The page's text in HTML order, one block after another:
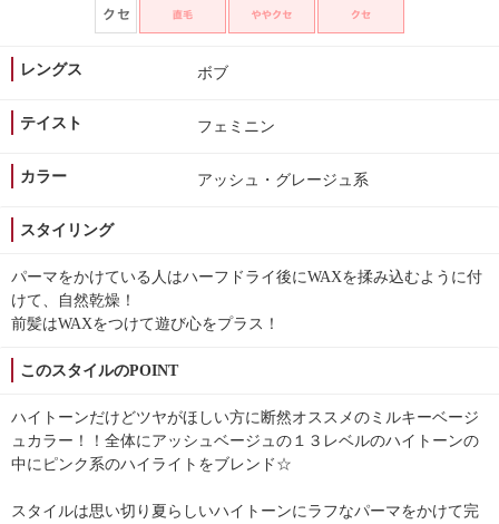
レングス ボブ
テイスト フェミニン
カラー アッシュ・グレージュ系
スタイリング
パーマをかけている人はハーフドライ後にWAXを揉み込むように付
けて、自然乾燥！
前髪はWAXをつけて遊び心をプラス！
このスタイルのPOINT
ハイトーンだけどツヤがほしい方に断然オススメのミルキーベージ
ュカラー！！全体にアッシュベージュの１３レベルのハイトーンの
中にピンク系のハイライトをブレンド☆
スタイルは思い切り夏らしいハイトーンにラフなパーマをかけて完